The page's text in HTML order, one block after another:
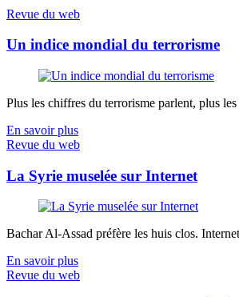
Revue du web
Un indice mondial du terrorisme
Plus les chiffres du terrorisme parlent, plus
En savoir plus
Revue du web
La Syrie muselée sur Internet
Bachar Al-Assad préfère les huis clos.
En savoir plus
Revue du web